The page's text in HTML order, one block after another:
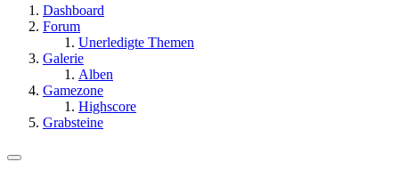
Dashboard
Forum
Unerledigte Themen
Galerie
Alben
Gamezone
Highscore
Grabsteine